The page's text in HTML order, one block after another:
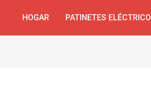
HOGAR PATINETES